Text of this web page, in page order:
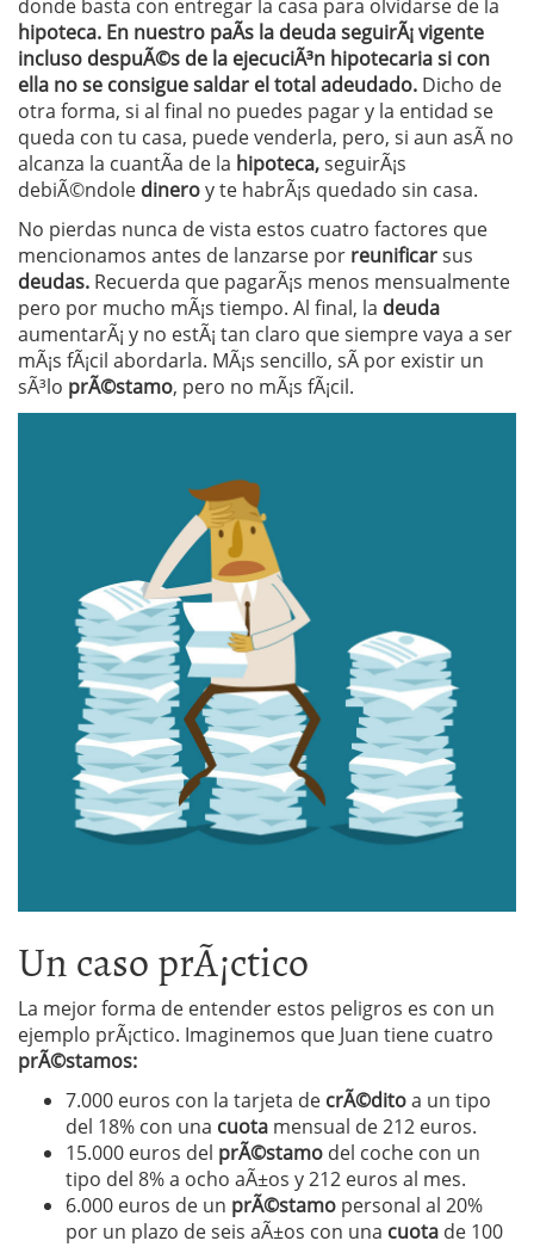
donde basta con entregar la casa para olvidarse de la
hipoteca. En nuestro paÃ­s la deuda seguirÃ¡ vigente
incluso despuÃ©s de la ejecuciÃ³n hipotecaria si con
ella no se consigue saldar el total adeudado. Dicho de
otra forma, si al final no puedes pagar y la entidad se
queda con tu casa, puede venderla, pero, si aun asÃ­ no
alcanza la cuantÃ­a de la hipoteca,seguirÃ¡s
debiÃ©ndole dineroy te habrÃ¡s quedado sin casa.
No pierdas nunca de vista estos cuatro factores que
mencionamos antes de lanzarse por reunificarsus
deudas. Recuerda que pagarÃ¡s menos mensualmente
pero por mucho mÃ¡s tiempo. Al final, la deuda
aumentarÃ¡ y no estÃ¡ tan claro que siempre vaya a ser
mÃ¡s fÃ¡cil abordarla. MÃ¡s sencillo, sÃ­ por existir un
sÃ³lo prÃ©stamo, pero no mÃ¡s fÃ¡cil.
Un caso prÃ¡ctico
La mejor forma de entender estos peligros es con un
ejemplo prÃ¡ctico. Imaginemos que Juan tiene cuatro
prÃ©stamos:
7.000 euros con la tarjeta de crÃ©ditoa un tipo
del 18% con una cuota mensual de 212 euros.
15.000 euros del prÃ©stamo del coche con un
tipo del 8% a ocho aÃ±os y 212 euros al mes.
6.000 euros de un prÃ©stamo personal al 20%
por un plazo de seis aÃ±os con una cuota de 100